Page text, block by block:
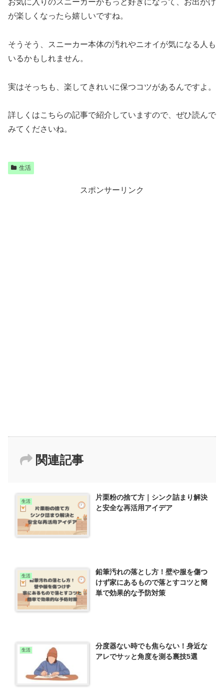
お気に入りのスニーカーがもっと好きになって、お出かけ
が楽しくなったら嬉しいですね。
そうそう、スニーカー本体の汚れやニオイが気になる人も
いるかもしれません。
実はそっちも、楽してきれいに保つコツがあるんですよ。
詳しくはこちらの記事で紹介していますので、ぜひ読んで
みてくださいね。
生活
スポンサーリンク
関連記事
生活
片栗粉の捨て方｜シンク詰まり解決
と安全な再活用アイデア
生活
鉛筆汚れの落とし方！壁や服を傷つ
けず家にあるもので落とすコツと簡
単で効果的な予防対策
生活
分度器ない時でも焦らない！身近な
アレでサッと角度を測る裏技5選